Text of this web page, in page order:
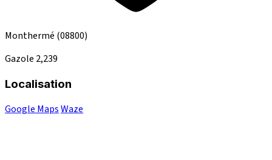
Monthermé (08800)
Gazole 2,239
Localisation
Google MapsWaze